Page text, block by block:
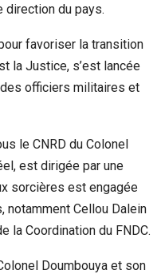
direction du pays.
favoriser la transition
la Justice, s’est lancée
officiers militaires et
le CNRD du Colonel
est dirigée par une
sorcières est engagée
Cellou Dalein
la Coordination du FNDC.
Doumbouya et son